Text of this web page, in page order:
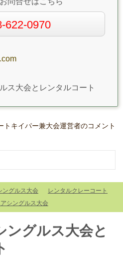
622-0970
ス大会とレンタルコート
トキイパー兼大会運営者のコメント
ングルス大会
レンタルクレーコート
シングルス大会
ングルス大会と